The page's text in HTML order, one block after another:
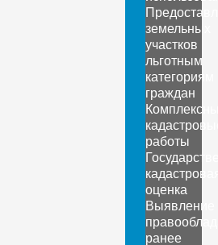
земельных
участков
льготным
категориям
граждан
работы
оценка
Выявление
ранее